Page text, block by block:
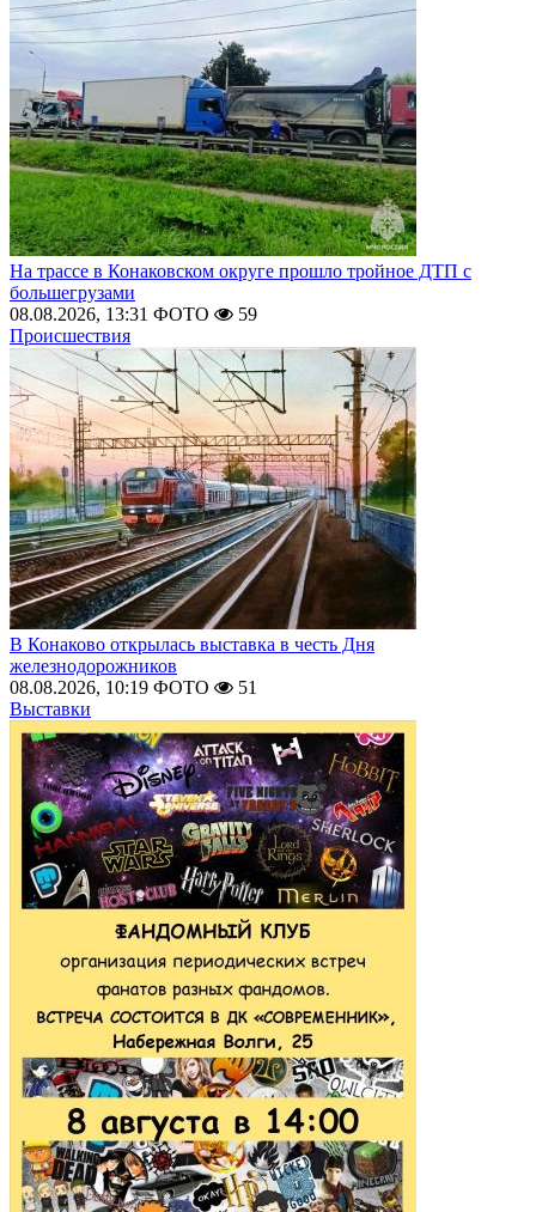
На трассе в Конаковском округе прошло тройное ДТП с
большегрузами
08.08.2026, 13:31 ФОТО
59
Происшествия
В Конаково открылась выставка в честь Дня
железнодорожников
08.08.2026, 10:19 ФОТО
51
Выставки